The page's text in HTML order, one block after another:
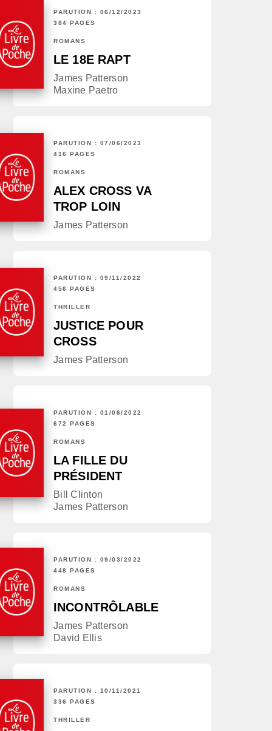
PARUTION : 06/12/2023
384 PAGES
ROMANS
LE 18E RAPT
James Patterson
Maxine Paetro
PARUTION : 07/06/2023
416 PAGES
ROMANS
ALEX CROSS VA
TROP LOIN
James Patterson
PARUTION : 09/11/2022
456 PAGES
THRILLER
JUSTICE POUR
CROSS
James Patterson
PARUTION : 01/06/2022
672 PAGES
ROMANS
LA FILLE DU
PRÉSIDENT
Bill Clinton
James Patterson
PARUTION : 09/03/2022
448 PAGES
ROMANS
INCONTRÔLABLE
James Patterson
David Ellis
PARUTION : 10/11/2021
336 PAGES
THRILLER